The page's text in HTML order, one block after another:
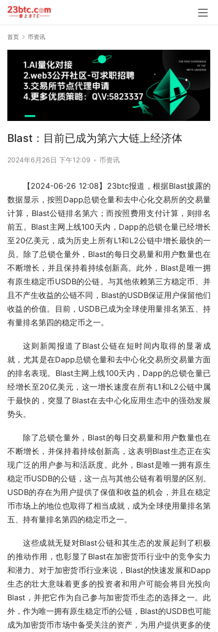
首页 币资讯
Blast：目前已成为第六大链上经济体
2024年6月26日 下午12:09 • 币资讯
【2024-06-26 12:08】23btc报道，根据Blast披露的
数据显示，按照Dapp总锁仓量和去中心化交易所的交易量
计算，Blast公链排名第六；而按照费用支付计算，则排名
前五。Blast主网上线100天内，Dapp的总锁仓量已经增长
至20亿美元，成为历史上所有L1和L2公链中增长最快的一
员。除了总锁仓量外，Blast的每日交易量和用户数量也在
不断增长，并且保持着持续创新高。此外，Blast是唯一拥
有原生稳定币USDB的公链。与其他依赖第三方稳定币、并
且不产生收益的公链不同，Blast的USDB保证用户保留他们
收益的价值。目前，USDB已成为全球使用量排名第五、持
有量排名第四的稳定币之一。
这则新闻报道了Blast公链在短时间内取得的显著成
就，尤其是在Dapp总锁仓量和去中心化交易所交易量方面
的排名表现。Blast主网上线100天内，Dapp的总锁仓量已
经增长至20亿美元，这一增长速度在所有L1和L2公链中属
于最快的，突显了Blast在去中心化应用生态中的强劲发展
势头。
除了总锁仓量外，Blast的每日交易量和用户数量也在
不断增长，并保持着持续创新高，这表明Blast生态正在实
现广泛的用户参与和活跃度。此外，Blast是唯一拥有原生
稳定币USDB的公链，这一点与其他公链有着明显的区别。
USDB的存在为用户提供了保值和收益的机会，并且在稳定
币市场上的地位也取得了相当成就，成为全球使用量排名第
五、持有量排名第四的稳定币之一。
这些成就无疑对Blast公链和其生态的发展起到了积极
的推动作用，也彰显了Blast在加密货币行业中的竞争实力
和潜力。对于加密货币行业来说，Blast的快速发展和Dapp
生态的壮大意味着更多的投资者和用户可能会将目光投向
Blast，并把它作为自己参与加密货币生态的选择之一。此
外，作为唯一拥有原生稳定币的公链，Blast的USDB也可能
成为加密货币市场中备受关注的资产，为用户提供更多的使